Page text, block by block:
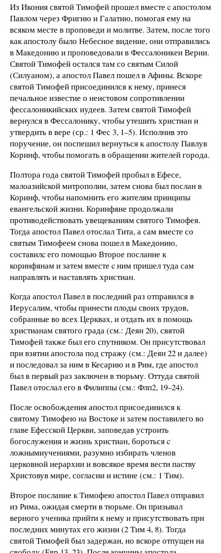
Из Икония святой Тимофей прошел вместе c апостолом
Павлом через Фригию и Галатию, помогая емуна
всякомместе впроповедии молитве. Затем, после того
как апостолубыло Небесное видение, они отправились
в Македонию и проповедовалив Фессалоникеи Верии.
Святой Тимофей осталсятам со святым Силой
(Силуаном),а апостол Павел пошелв Афины. Вскоре
святой Тимофей присоединился кнему, принеся
печальное известие о неистовом сопротивлении
фессалоникийских иудеев. Затем святой Тимофей
вернулсяв Фессалонику,чтобы утешитьхристиани
утвердить в вере (ср.: 1 Фес 3, 1–5). Исполнивэто
поручение,он поспешил вернутьсяк апостолуПавлув
Коринф,чтобы помогатьв обращении жителейгорода.
Полтора года святойТимофей пробыл в Ефесе,
малоазийской митрополии, затем снова был посланв
Коринф, чтобынапомнить его жителямпринципы
евангельской жизни. Коринфяне продолжали
противодействовать увещеваниям святого Тимофея.
Тогда апостол Павел отослал Тита, а сам вместе со
святымТимофеем снова пошелв Македонию,
составилc его помощью Второе послание к
коринфянам изатем вместе c нимпришелтуда сам
направлятьинаставлятьхристиан.
Когдаапостол Павел в последний раз отправился в
Иерусалим,чтобы принести плоды своих трудов,
собранные во всех Церквах,и отдать их в помощь
христианам святого града(см.: Деян20), святой
Тимофей также был его спутником. Он присутствовал
при взятии апостола под стражу (см.: Деян 22 и далее)
и последовалза ним в Кесарию и в Рим,где апостол
был впервый раз заключен втюрьму. Оттуда святой
Павел отослал его в Филиппы (см.: Флп2, 19–24).
После освобожденияапостолприсоединилсяк
святому Тимофею на Востоке и затемпоставилего во
главе Ефесской Церкви, заповедавустроить
богослуженияи жизньхристиан,боротьсяc
ложнымиучениями,разумно избиратьчленов
церковной иерархиии вовсякое время вестипаству
Христовув мире, согласиии истине (см.: 1 Тим).
Второе послание кТимофею апостолПавел отправил
из Рима, ожидая смерти в тюрьме. Он призывал
верного ученикаприйтик немуи присутствоватьпри
последнихминутахего жизни (2 Тим 4, 8). Тогда
святой Тимофей был задержан,но вскоре отпущенна